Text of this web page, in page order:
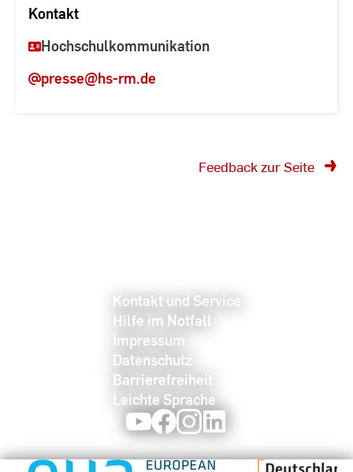
Kontakt
Hochschulkommunikation
presse@hs-rm.de
Feedback zur Seite
Kontakt und Service
Hilfe im Notfall
Impressum
Datenschutz
Barrierefreiheit
Leichte Sprache
YoutubeFacebookInstagram